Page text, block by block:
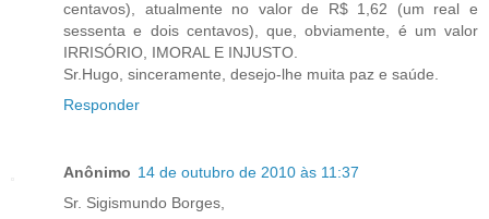
centavos), atualmente no valor de R$ 1,62 (um real e
sessenta e dois centavos), que, obviamente, é um valor
IRRISÓRIO, IMORAL E INJUSTO.
Sr.Hugo, sinceramente, desejo-lhe muita paz e saúde.
Responder
Anônimo 14 de outubro de 2010 às 11:37
Sr. Sigismundo Borges,